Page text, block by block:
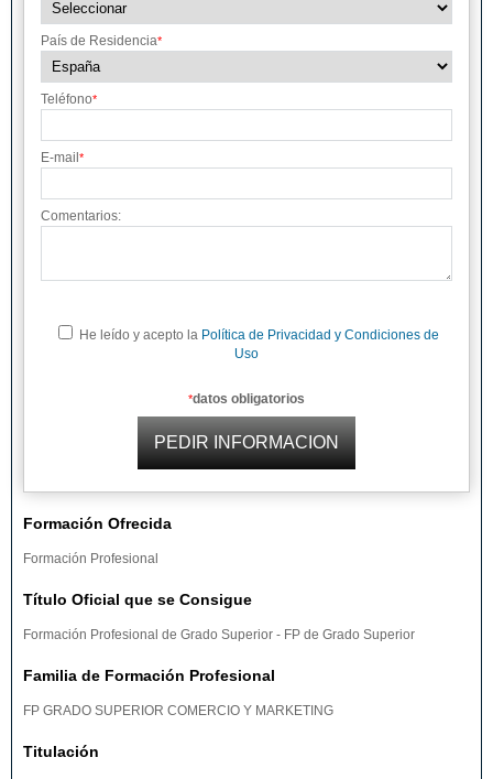
País de Residencia*
Teléfono*
E-mail *
Comentarios:
He leído y acepto la Política de Privacidad y Condiciones de
Uso
*datos obligatorios
Formación Ofrecida
Formación Profesional
Título Oficial que se Consigue
Formación Profesional de Grado Superior - FP de Grado Superior
Familia de Formación Profesional
FP GRADO SUPERIOR COMERCIO Y MARKETING
Titulación